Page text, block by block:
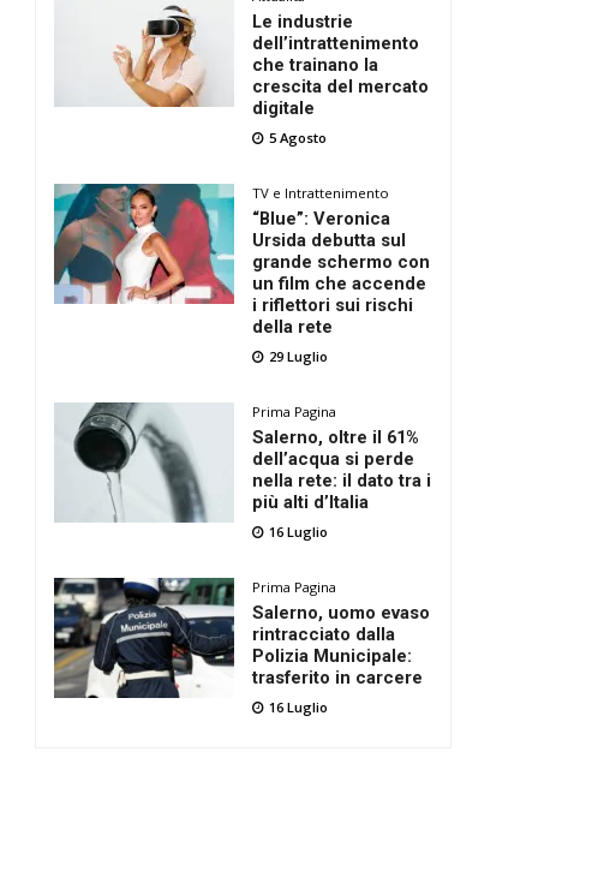
Le industrie
dell’intrattenimento
che trainano la
crescita del mercato
digitale
5 Agosto
TV e Intrattenimento
“Blue”: Veronica
Ursida debutta sul
grande schermo con
un film che accende
i riflettori sui rischi
della rete
29 Luglio
Prima Pagina
Salerno, oltre il 61%
dell’acqua si perde
nella rete: il dato tra i
più alti d’Italia
16 Luglio
Prima Pagina
Salerno, uomo evaso
rintracciato dalla
Polizia Municipale:
trasferito in carcere
16 Luglio